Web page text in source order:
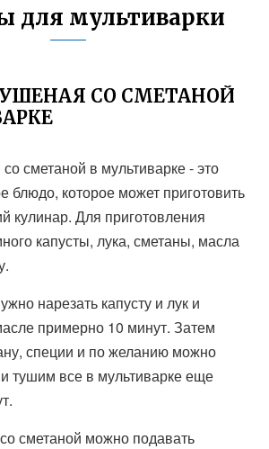
для мультиварки
СО СМЕТАНОЙ
сметаной в мультиварке - это
блюдо, которое может приготовить
кулинар. Для приготовления
капусты, лука, сметаны, масла
нарезать капусту и лук и
примерно 10 минут. Затем
специи и по желанию можно
тушим все в мультиварке еще
сметаной можно подавать